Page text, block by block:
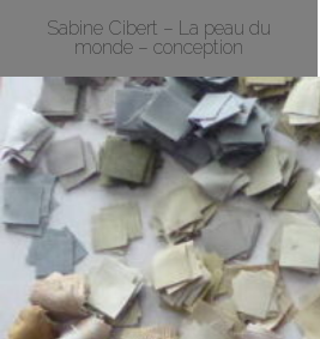
Sabine Cibert – La peau du
monde – conception